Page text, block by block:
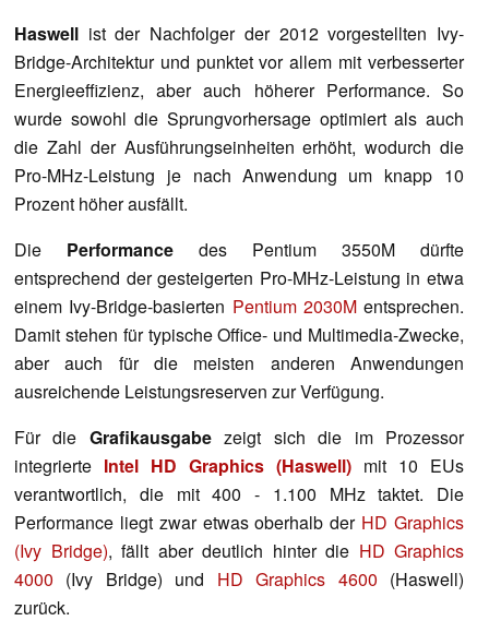
Haswell ist der Nachfolger der 2012 vorgestellten Ivy-
Bridge-Architektur und punktet vor allem mit verbesserter
Energieeffizienz, aber auch höherer Performance. So
wurde sowohl die Sprungvorhersage optimiert als auch
die Zahl der Ausführungseinheiten erhöht, wodurch die
Pro-MHz-Leistung je nach Anwendung um knapp 10
Prozent höher ausfällt.
Die Performance des Pentium 3550M dürfte
entsprechend der gesteigerten Pro-MHz-Leistung in etwa
einem Ivy-Bridge-basierten Pentium 2030Mentsprechen.
Damit stehen für typische Office- und Multimedia-Zwecke,
aber auch für die meisten anderen Anwendungen
ausreichende Leistungsreserven zur Verfügung.
Für die Grafikausgabezeigt sich die im Prozessor
integrierte Intel HD Graphics (Haswell) mit 10 EUs
verantwortlich, die mit 400 - 1.100 MHz taktet. Die
Performance liegt zwar etwas oberhalb der HD Graphics
(Ivy Bridge), fällt aber deutlich hinter die HD Graphics
4000 (Ivy Bridge) und HD Graphics 4600 (Haswell)
zurück.